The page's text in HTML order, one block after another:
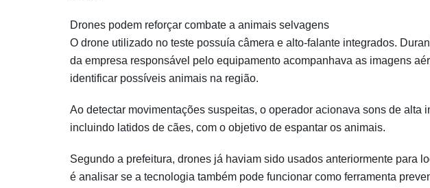
Drones podem reforçar combate a animais selvagens
O drone utilizado no teste possuía câmera e alto-falante integrados.
da empresa responsável pelo equipamento acompanhava as imagens
identificar possíveis animais na região.
Ao detectar movimentações suspeitas, o operador acionava sons de alta
incluindo latidos de cães, com o objetivo de espantar os animais.
Segundo a prefeitura, drones já haviam sido usados anteriormente para
é analisar se a tecnologia também pode funcionar como ferramenta